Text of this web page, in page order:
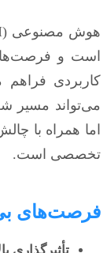
است و
کاربردی فراهم
می‌تواند مسیر
اما همراه با
تخصصی است.
فرصت‌های
تأثیرگذاری